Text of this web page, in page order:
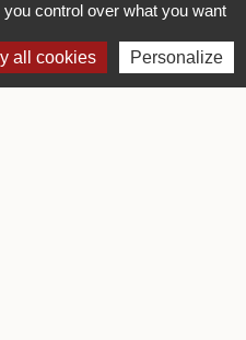
control over what you want
all cookies Personalize